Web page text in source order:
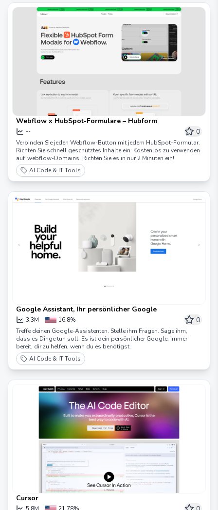
Webflow x HubSpot-Formulare – Hubform
-- 0
Verbinden Sie jeden Webflow-Button mit jedem HubSpot-Formular.
Richten Sie schnell geschütztes Inhalte ein. Kostenlos zu verwenden
auf .webflow-Domains. Richten Sie es in nur 2 Minuten ein!
AI Code & IT Tools
Google Assistant, Ihr persönlicher Google
3.3M 16.8% 0
Treffe deinen Google-Assistenten. Stelle ihm Fragen. Sage ihm,
dass es Dinge tun soll. Es ist dein persönlicher Google, immer
bereit, dir zu helfen, wenn du es benötigst.
AI Code & IT Tools
Cursor